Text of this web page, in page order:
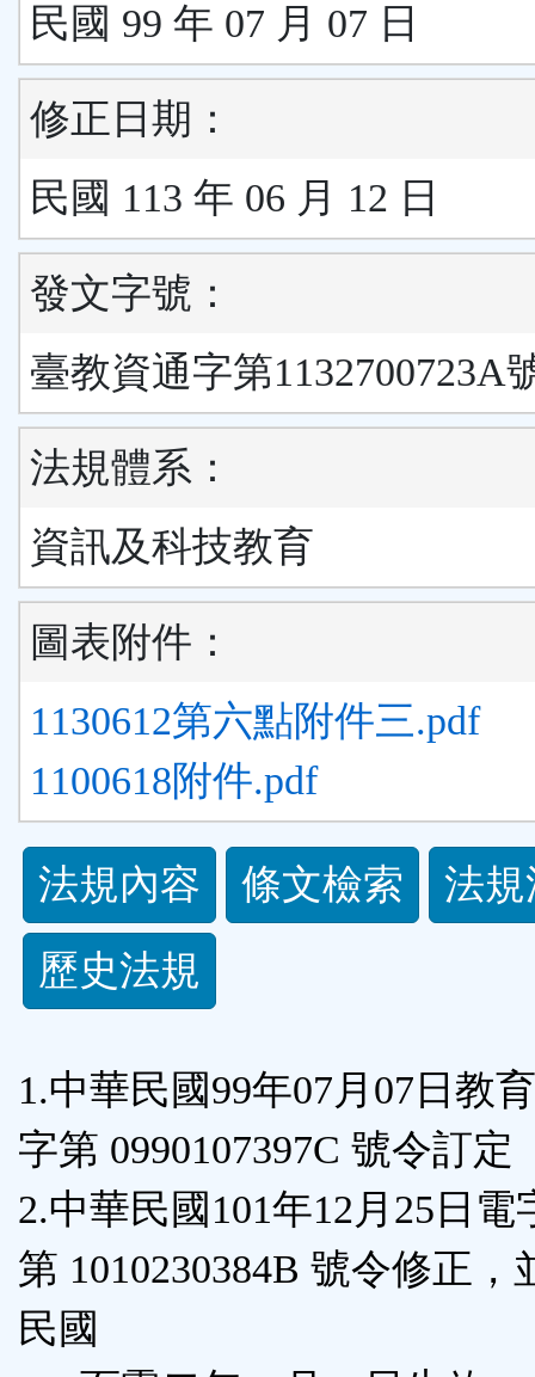
民國 99 年 07 月 07 日
修正日期：
民國 113 年 06 月 12 日
發文字號：
臺教資通字第1132700723A
法規體系：
資訊及科技教育
圖表附件：
1130612第六點附件三.pdf
1100618附件.pdf
法
規
功
按
鈕
區
法規內容 條文檢索
法
歷史法規
1.中華民國99年07月07日教
字第 0990107397C 號令訂定
2.中華民國101年12月25日電
第 1010230384B 號令修正，
民國